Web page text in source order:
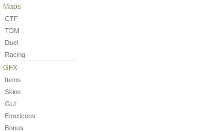
Maps
CTF
TDM
Duel
Racing
GFX
Items
Skins
GUI
Emoticons
Bonus